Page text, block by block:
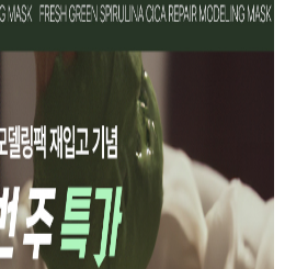
PAYCO 바로구매